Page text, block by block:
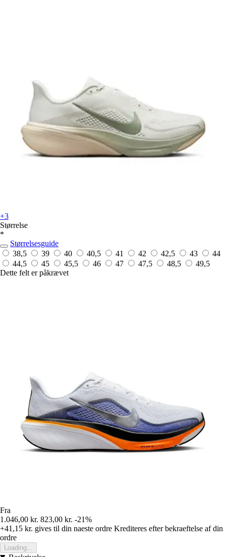
+3
Størrelse
*
Størrelsesguide
38,5
39 40 40,5 41 42 42,5 43
44
44,5
45 45,5 46 47 47,5 48,5
49,5
Dette felt er påkrævet
Fra
1.046,00 kr. 823,00 kr. -21%
+41,15 kr. gives til din naeste ordre Krediteres efter bekraeftelse af din
ordre
Loading...